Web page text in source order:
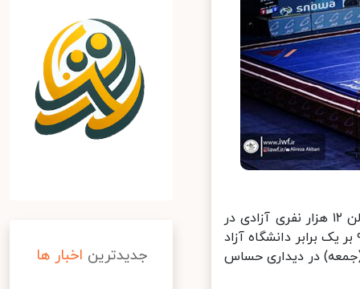
در جریان یکی دیگر از دیدارهای نیمه نهایی لیگ برتر کشتی آزاد که در سالن ۱۲ هزار نفری آزادی در
است، تیم صنایع مازندران با هدایت رضا یزدانی با برتری قاطع ۹ بر یک برابر دانشگاه آزاد
در دیداری حساس
جدیدترین اخبار ها